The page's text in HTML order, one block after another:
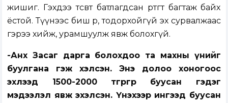
жишиг. Гэхдээ төсөвт батлагдсан өртөгтөө багтаж байх
ёстой. Түүнээс биш өөр, тодорхойгүй эх сурвалжаас
гэрээ хийж, урамшуулж явж болохгүй.
-Анх Засаг дарга болохдоо та махны үнийг
буулгана гэж хэлсэн. Энэ долоо хоногоос
эхлээд 1500-2000 төгрөгөөр буусан гэдэг
мэдээлэл явж эхэлсэн. Үнэхээр ингээд буусан